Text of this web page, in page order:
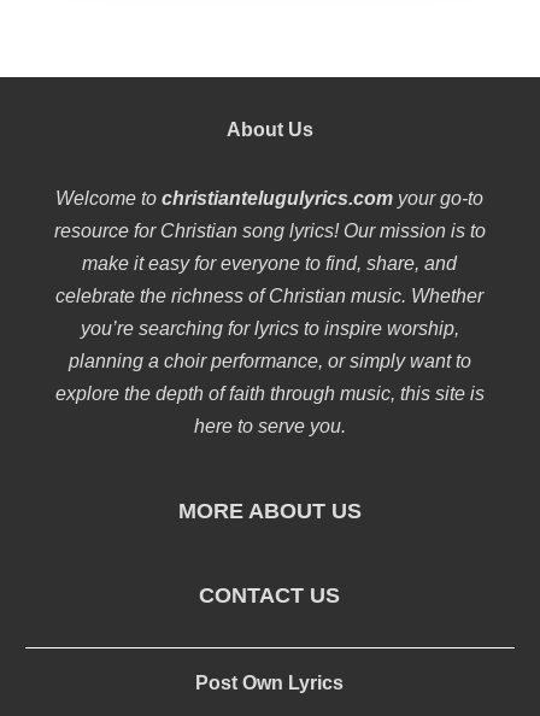
About Us
Welcome tochristiantelugulyrics.com your go-to
resource for Christian song lyrics! Our mission is to
make it easy for everyone to find, share, and
celebrate the richness of Christian music. Whether
you’re searching for lyrics to inspire worship,
planning a choir performance, or simply want to
explore the depth of faith through music, this site is
here to serve you.
MORE ABOUT US
CONTACT US
Post Own Lyrics